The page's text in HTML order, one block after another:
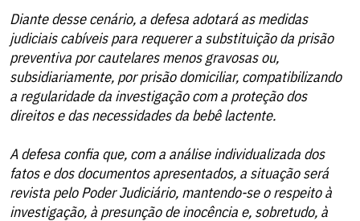
Diante desse cenário, a defesa adotará as medidas
judiciais cabíveis para requerer a substituição da prisão
preventiva por cautelares menos gravosas ou,
subsidiariamente, por prisão domiciliar, compatibilizando
a regularidade da investigação com a proteção dos
direitos e das necessidades da bebê lactente.
A defesa confia que, com a análise individualizada dos
fatos e dos documentos apresentados, a situação será
revista pelo Poder Judiciário, mantendo-se o respeito à
investigação, à presunção de inocência e, sobretudo, à